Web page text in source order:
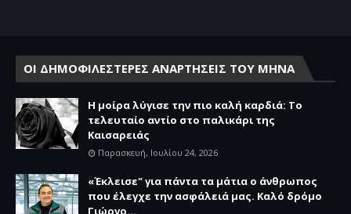
ΟΙ ΔΗΜΟΦΙΛΕΣΤΕΡΕΣ ΑΝΑΡΤΗΣΕΙΣ ΤΟΥ ΜΗΝΑ
Η μοίρα λύγισε την πιο καλή καρδιά: Το
τελευταίο αντίο στο παλικάρι της
Καισαρειάς
Παρασκευή, Ιουλίου 24, 2026
«Έκλεισε" για πάντα τα μάτια ο άνθρωπος
που έλεγχε την ασφάλειά μας. Καλό δρόμο
Γιώργο...